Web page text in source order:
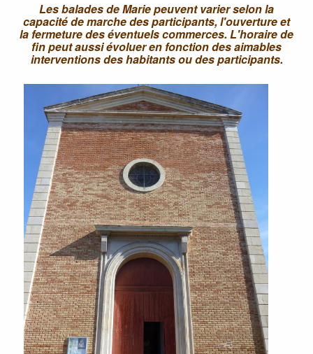
Les balades de Marie peuvent varier selon la
capacité de marche des participants, l'ouverture et
la fermeture des éventuels commerces. L'horaire de
fin peut aussi évoluer en fonction des aimables
interventions des habitants ou des participants.